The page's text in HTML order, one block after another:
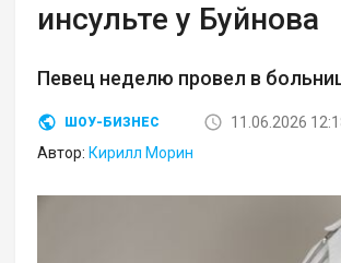
инсульте у Буйнова
Певец неделю провел в
ШОУ-БИЗНЕС
11.06.2026
Автор: Кирилл Морин